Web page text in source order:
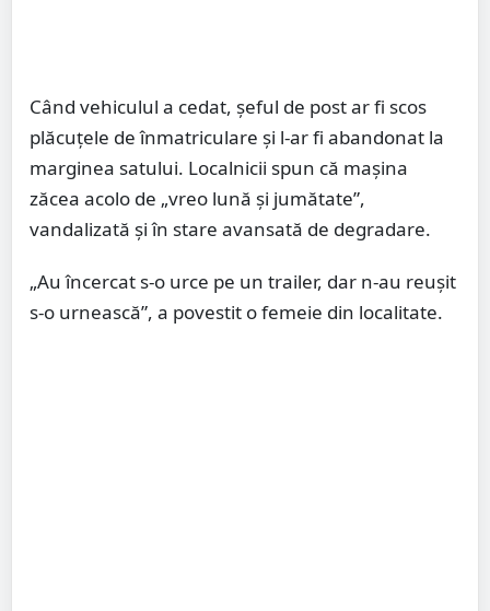
Când vehiculul a cedat, șeful de post ar fi scos
plăcuțele de înmatriculare și l-ar fi abandonat la
marginea satului. Localnicii spun că mașina
zăcea acolo de „vreo lună și jumătate”,
vandalizată și în stare avansată de degradare.
„Au încercat s-o urce pe un trailer, dar n-au reușit
s-o urnească”, a povestit o femeie din localitate.